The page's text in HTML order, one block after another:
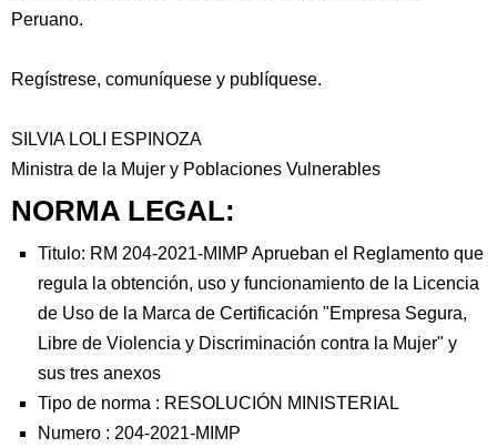
Peruano.
Regístrese, comuníquese y publíquese.
SILVIA LOLI ESPINOZA
Ministra de la Mujer y Poblaciones Vulnerables
NORMA LEGAL:
Titulo: RM 204-2021-MIMP Aprueban el Reglamento que
regula la obtención, uso y funcionamiento de la Licencia
de Uso de la Marca de Certificación "Empresa Segura,
Libre de Violencia y Discriminación contra la Mujer" y
sus tres anexos
Tipo de norma : RESOLUCIÓN MINISTERIAL
Numero : 204-2021-MIMP